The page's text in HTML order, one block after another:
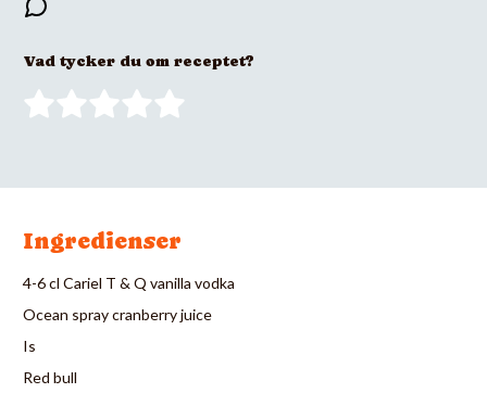
Vad tycker du om receptet?
Ingredienser
4-6 cl Cariel T & Q vanilla vodka
Ocean spray cranberry juice
Is
Red bull